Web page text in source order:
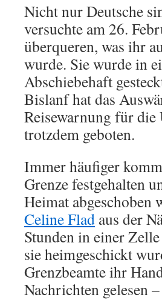
Nicht nur Deutsche
versuchte am 26.
überqueren, was ihr
wurde. Sie wurde in
Abschiebehaft
Bislanf hat das
Reisewarnung für die
trotzdem geboten.
Immer häufiger
Grenze festgehalten
Heimat abgeschoben
Celine Flad aus der
Stunden in einer
sie heimgeschickt
Grenzbeamte ihr
Nachrichten gelesen